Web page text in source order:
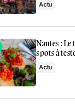
Actu
Nantes : Le
spots à
Actu